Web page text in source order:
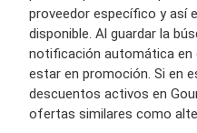
proveedor específico y así
disponible. Al guardar la
notificación automática en
estar en promoción. Si en
descuentos activos en
ofertas similares como